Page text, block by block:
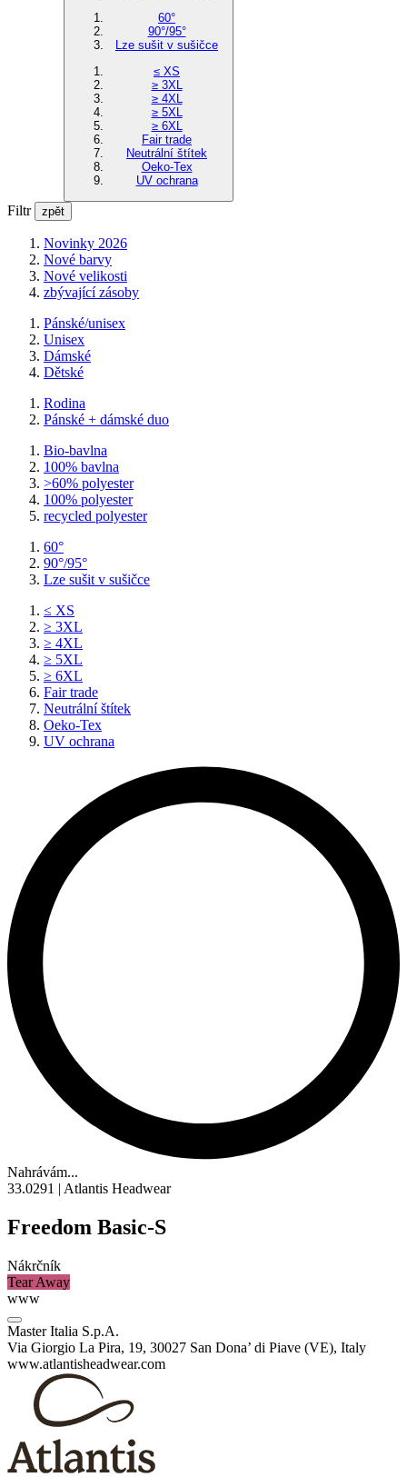
60°
90°/95°
Lze sušit v sušičce
≤ XS
≥ 3XL
≥ 4XL
≥ 5XL
≥ 6XL
Fair trade
Neutrální štítek
Oeko-Tex
UV ochrana
Filtr zpět
Novinky 2026
Nové barvy
Nové velikosti
zbývající zásoby
Pánské/unisex
Unisex
Dámské
Dětské
Rodina
Pánské + dámské duo
Bio-bavlna
100% bavlna
>60% polyester
100% polyester
recycled polyester
60°
90°/95°
Lze sušit v sušičce
≤ XS
≥ 3XL
≥ 4XL
≥ 5XL
≥ 6XL
Fair trade
Neutrální štítek
Oeko-Tex
UV ochrana
Nahrávám...
33.0291 | Atlantis Headwear
Freedom Basic-S
Nákrčník
Tear Away
www
Master Italia S.p.A.
Via Giorgio La Pira, 19, 30027 San Dona’ di Piave (VE), Italy
www.atlantisheadwear.com